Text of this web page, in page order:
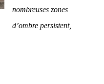
nombreuses zones
d’ombre persistent,